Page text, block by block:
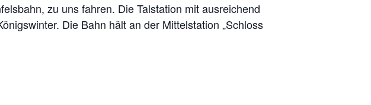
zu uns fahren. Die Talstation mit ausreichend
Die Bahn hält an der Mittelstation „Schloss